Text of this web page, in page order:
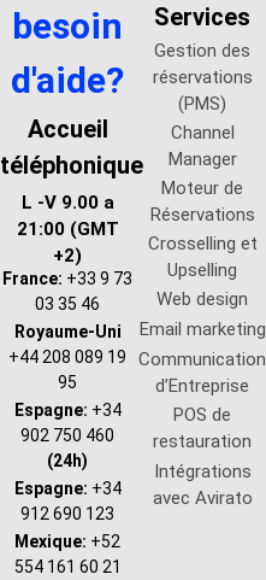
besoin
d'aide?
Accueil
téléphonique
L -V 9.00 a
21:00 (GMT
+2)
France: +33 9 73
03 35 46
Royaume-Uni
+44 208 089 19
95
Espagne: +34
902 750 460
(24h)
Espagne: +34
912 690 123
Mexique: +52
554 161 60 21
Services
Gestion des
réservations
(PMS)
Channel
Manager
Moteur de
Réservations
Crosselling et
Upselling
Web design
Email marketing
Communication
d’Entreprise
POS de
restauration
Intégrations
avec Avirato